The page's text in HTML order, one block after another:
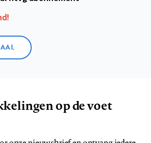
op de voet